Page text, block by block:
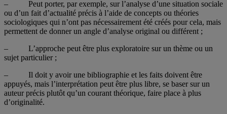
– Peut porter, par exemple, sur l’analyse d’une situation sociale
ou d’un fait d’actualité précis à l’aide de concepts ou théories
sociologiques qui n’ont pas nécessairement été créés pour cela, mais
permettent de donner un angle d’analyse original ou différent ;
– L’approche peut être plus exploratoire sur un thème ou un
sujet particulier ;
– Il doit y avoir une bibliographie et les faits doivent être
appuyés, mais l’interprétation peut être plus libre, se baser sur un
auteur précis plutôt qu’un courant théorique, faire place à plus
d’originalité.